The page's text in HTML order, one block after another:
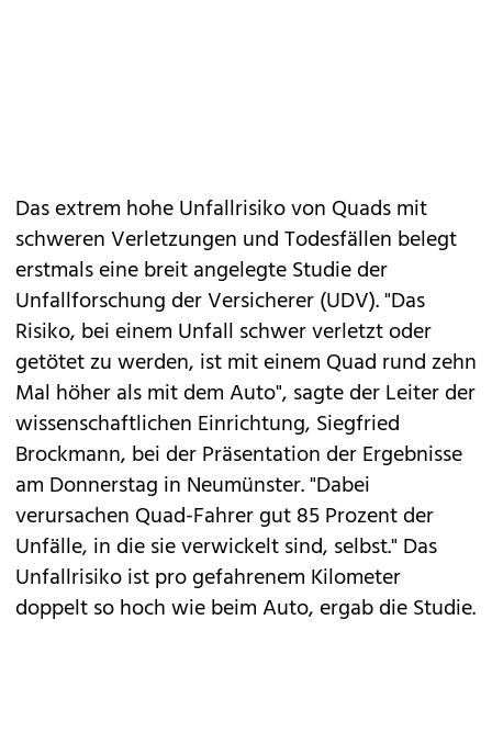
Das extrem hohe Unfallrisiko von Quads mit
schweren Verletzungen und Todesfällen belegt
erstmals eine breit angelegte Studie der
Unfallforschung der Versicherer (UDV). "Das
Risiko, bei einem Unfall schwer verletzt oder
getötet zu werden, ist mit einem Quad rund zehn
Mal höher als mit dem Auto", sagte der Leiter der
wissenschaftlichen Einrichtung, Siegfried
Brockmann, bei der Präsentation der Ergebnisse
am Donnerstag in Neumünster. "Dabei
verursachen Quad-Fahrer gut 85 Prozent der
Unfälle, in die sie verwickelt sind, selbst." Das
Unfallrisiko ist pro gefahrenem Kilometer
doppelt so hoch wie beim Auto, ergab die Studie.